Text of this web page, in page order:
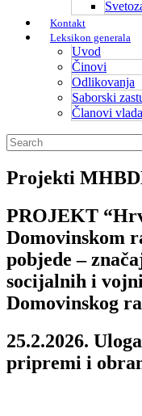
Kontakt
Leksikon generala
Uvod
Činovi
Odlikovanja
Saborski
Članovi vlada
Projekti
PROJEKT
Domovinskom
pobjede –
socijalnih i
Domovinskog
25.2.2026.
pripremi i